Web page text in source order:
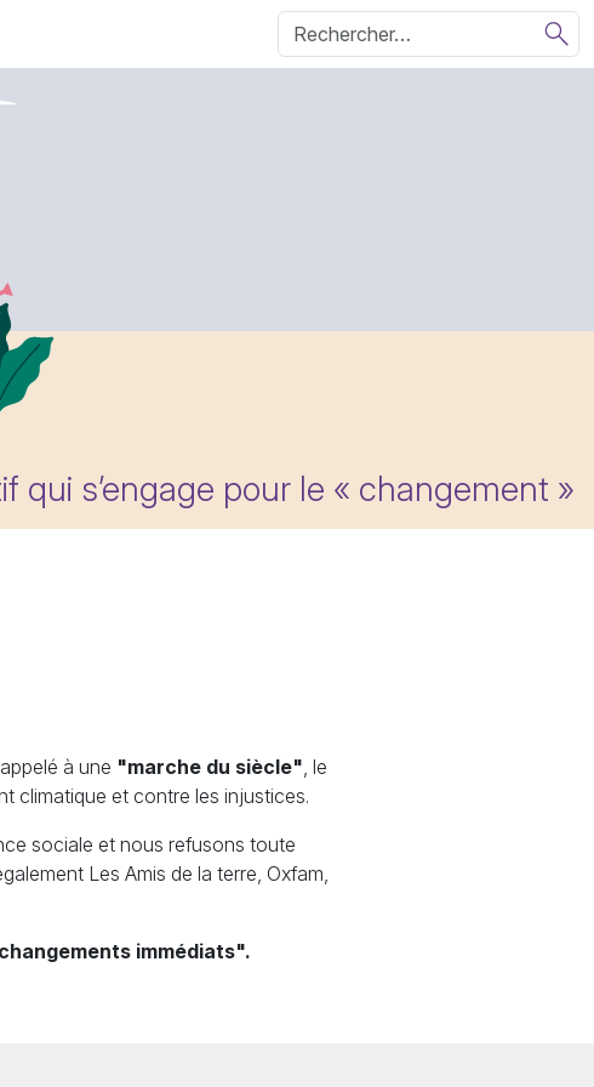
qui s’engage pour le « changement »
à une "marche du siècle", le
climatique et contre les injustices.
sociale et nous refusons toute
Les Amis de la terre, Oxfam,
immédiats".